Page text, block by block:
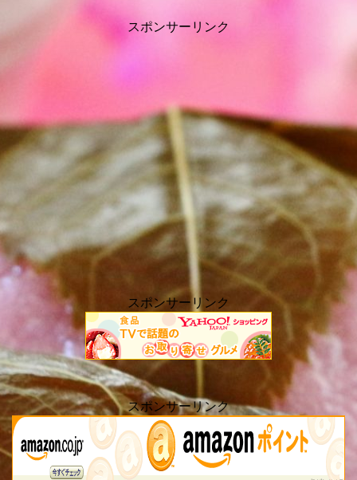
スポンサーリンク
スポンサーリンク
スポンサーリンク